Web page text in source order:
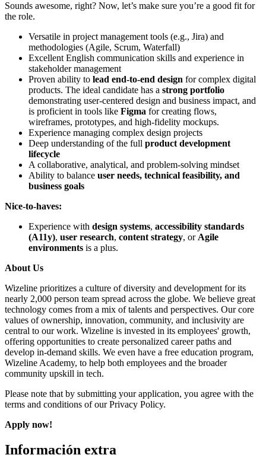
Sounds awesome, right? Now, let’s make sure you’re a good fit for
the role.
Versatile in project management tools (e.g., Jira) and
methodologies (Agile, Scrum, Waterfall)
Excellent English communication skills and experience in
stakeholder management
Proven ability to lead end-to-end design for complex digital
products. The ideal candidate has a strong portfolio
demonstrating user-centered design and business impact, and
is proficient in tools like Figma for creating flows,
wireframes, prototypes, and high-fidelity mockups.
Experience managing complex design projects
Deep understanding of the full product development
lifecycle
A collaborative, analytical, and problem-solving mindset
Ability to balance user needs, technical feasibility, and
business goals
Nice-to-haves:
Experience with design systems, accessibility standards
(A11y), user research, content strategy, or Agile
environments is a plus.
About Us
Wizeline prioritizes a culture of diversity and development for its
nearly 2,000 person team spread across the globe. We believe great
technology comes from a mix of talents and perspectives. Our core
values of ownership, innovation, community, and inclusivity are
central to our work. Wizeline is invested in its employees' growth,
offering opportunities to create personalized career paths and
develop in-demand skills. We even have a free education program,
Wizeline Academy, to help both employees and the broader
community upskill in tech.
Please note that by submitting your application, you agree with the
terms and conditions of our Privacy Policy.
Apply now!
Información extra